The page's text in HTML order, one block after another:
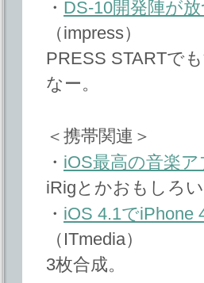
・ DS-10開発陣が
（impress）
PRESS STARTで
なー。
＜携帯関連＞
・ iOS最高の音楽
iRigとかおもしろ
・ iOS 4.1でiPhone
（ITmedia）
3枚合成。